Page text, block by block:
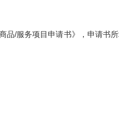
品/服务项目申请书》，申请书